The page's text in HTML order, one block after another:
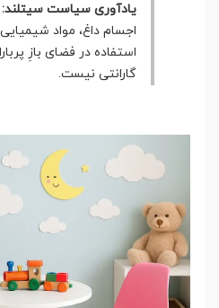
یادآوری سیاست سیتلند:
اجسام داغ، مواد
استفاده در فضای بازِ
گارانتی نیست.